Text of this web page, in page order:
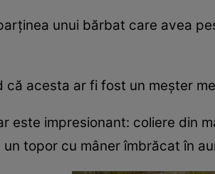
unui bărbat care avea
că acesta ar fi fost un meșter
este impresionant: coliere din
topor cu mâner îmbrăcat în